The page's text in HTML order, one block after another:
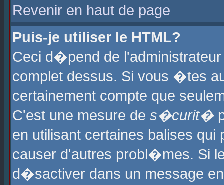
Revenir en haut de page
Puis-je utiliser le HTML?
Ceci d�pend de
complet dessus. Si vous �tes
certainement compte que
C'est une mesure de s�curit�
en utilisant certaines balises
causer d'autres probl�mes. Si
d�sactiver dans un message